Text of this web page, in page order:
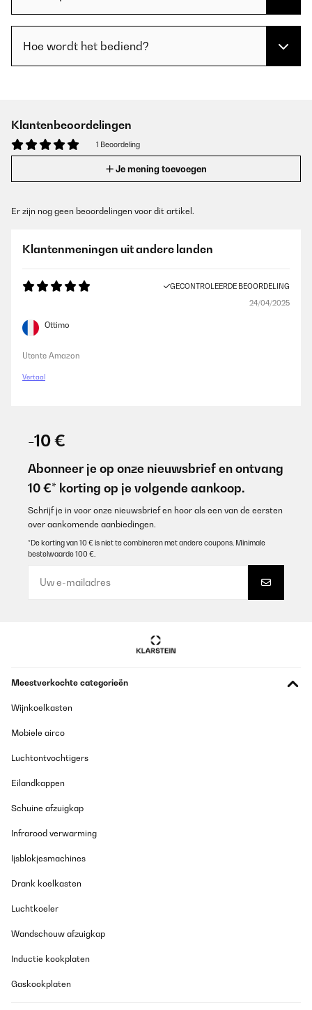
Hoe wordt het bediend?
Klantenbeoordelingen
1 Beoordeling
Je mening toevoegen
Er zijn nog geen beoordelingen voor dit artikel.
Klantenmeningen uit andere landen
GECONTROLEERDE BEOORDELING
24/04/2025
Ottimo
Utente Amazon
Vertaal
-10 €
Abonneer je op onze nieuwsbrief en ontvang
10 €* korting op je volgende aankoop.
Schrijf je in voor onze nieuwsbrief en hoor als een van de eersten
over aankomende aanbiedingen.
*De korting van 10 € is niet te combineren met andere coupons. Minimale
bestelwaarde 100 €.
Meestverkochte categorieën
Wijnkoelkasten
Mobiele airco
Luchtontvochtigers
Eilandkappen
Schuine afzuigkap
Infrarood verwarming
Ijsblokjesmachines
Drank koelkasten
Luchtkoeler
Wandschouw afzuigkap
Inductie kookplaten
Gaskookplaten